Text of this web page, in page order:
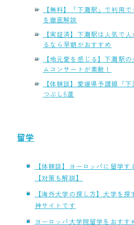
【無料】「下灘駅」で利用
を徹底解説
【実証済】下灘駅は人気で
るなら早朝がおすすめ
【地元愛を感じる】下灘駅
ムコンサートが素敵！
【体験談】愛媛県予讃線「
つぶし6選
留学
【体験談】ヨーロッパに留学
【対策も解説】
【海外大学の探し方】大学を
神サイトです
ヨーロッパ大学院留学をおすす